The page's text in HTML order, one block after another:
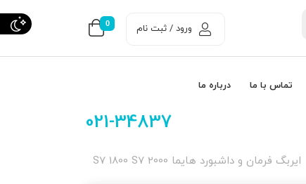
0 ورود / ثبت نام
تماس با ما درباره ما
021-34837
ایربگ فرمان و داشبورد هایما S7 1800 S7 2000